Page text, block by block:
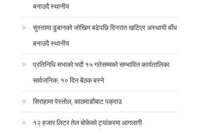
बनाउदै स्थानीय
सुस्तामा डुबानको जोखिम बढेपछि दिनरात खटिएर अस्थायी बाँध
बनाउदै स्थानीय
प्रतिनिधि सभाको भदौ १५ गतेसम्मको सम्भावित कार्यतालिका
सार्वजनिक, १० दिन बैठक बस्ने
सिराहामा पेस्तोल, काठमाडौबाट पक्राउ
१२ हजार लिटर तेल बोकेको ट्यांकरमा आगलागी